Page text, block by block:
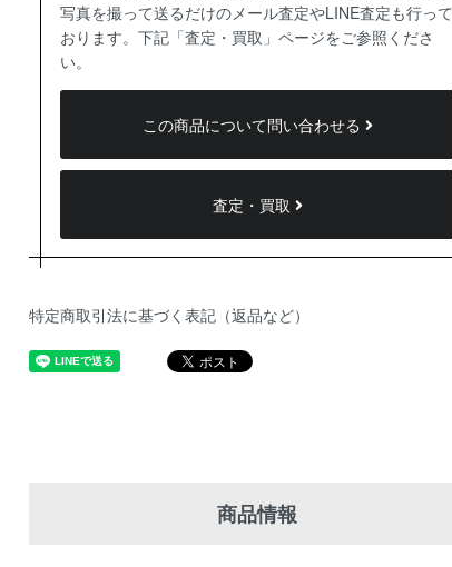
写真を撮って送るだけのメール査定やLINE査定も行って
おります。下記「査定・買取」ページをご参照くださ
い。
この商品について問い合わせる
査定・買取
特定商取引法に基づく表記（返品など）
商品情報